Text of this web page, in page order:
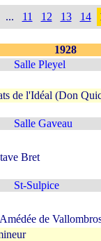
... 11 12 13 14
1928
Salle Pleyel
de l'Idéal (Don
Salle Gaveau
Bret
St-Sulpice
de